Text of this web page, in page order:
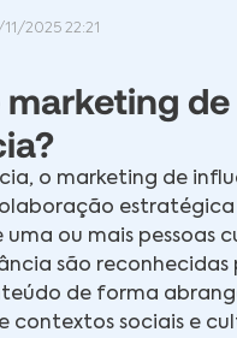
11/2025 22:21
marketing de
o marketing de
ou mais pessoas
são reconhecidas
de forma
contextos sociais e